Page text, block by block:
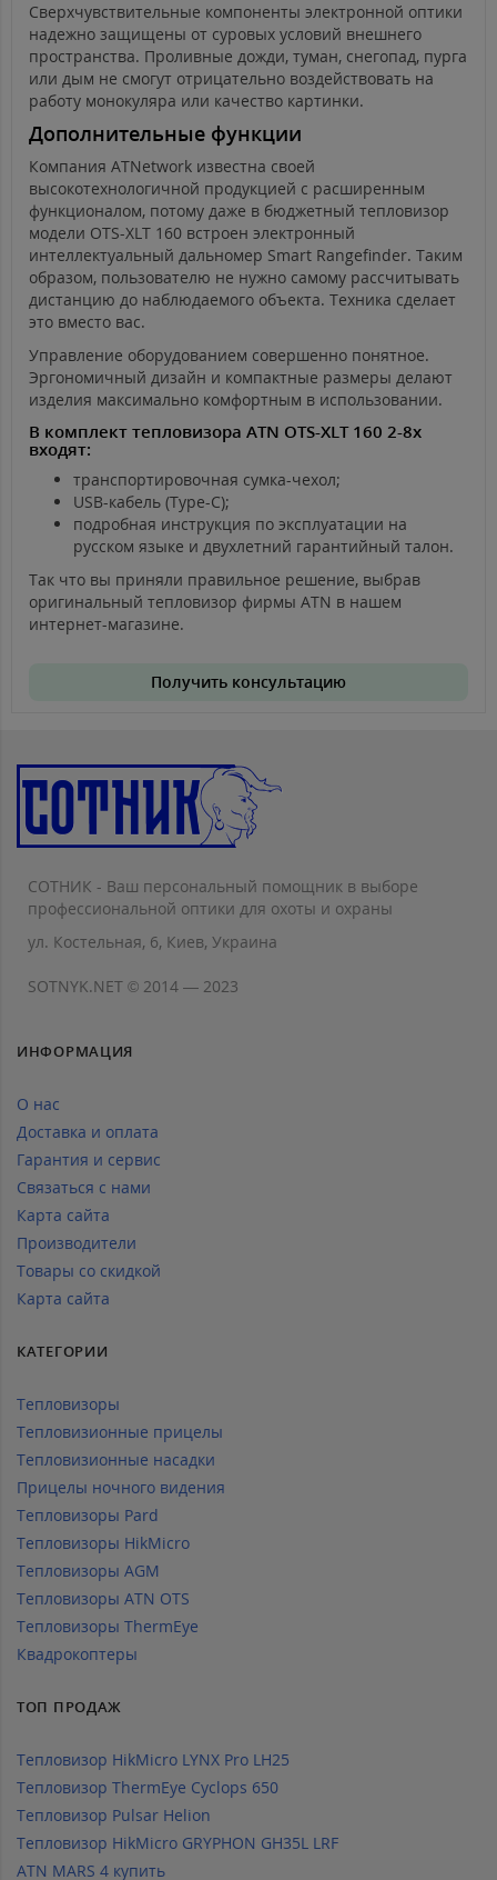
Сверхчувствительные компоненты электронной оптики
надежно защищены от суровых условий внешнего
пространства. Проливные дожди, туман, снегопад, пурга
или дым не смогут отрицательно воздействовать на
работу монокуляра или качество картинки.
Дополнительные функции
Компания ATNetwork известна своей
высокотехнологичной продукцией с расширенным
функционалом, потому даже в бюджетный тепловизор
модели OTS-XLT 160 встроен электронный
интеллектуальный дальномер Smart Rangefinder. Таким
образом, пользователю не нужно самому рассчитывать
дистанцию до наблюдаемого объекта. Техника сделает
это вместо вас.
Управление оборудованием совершенно понятное.
Эргономичный дизайн и компактные размеры делают
изделия максимально комфортным в использовании.
В комплект тепловизора ATN OTS-XLT 160 2-8x
входят:
транспортировочная сумка-чехол;
USB-кабель (Type-C);
подробная инструкция по эксплуатации на
русском языке и двухлетний гарантийный талон.
Так что вы приняли правильное решение, выбрав
оригинальный тепловизор фирмы ATN в нашем
интернет-магазине.
Получить консультацию
СОТНИК - Ваш персональный помощник в выборе
профессиональной оптики для охоты и охраны
ул. Костельная, 6, Киев, Украина
SOTNYK.NET © 2014 — 2023
ИНФОРМАЦИЯ
О нас
Доставка и оплата
Гарантия и сервис
Связаться с нами
Карта сайта
Производители
Товары со скидкой
Карта сайта
КАТЕГОРИИ
Тепловизоры
Тепловизионные прицелы
Тепловизионные насадки
Прицелы ночного видения
Тепловизоры Pard
Тепловизоры HikMicro
Тепловизоры AGM
Тепловизоры ATN OTS
Тепловизоры ThermEye
Квадрокоптеры
ТОП ПРОДАЖ
Тепловизор HikMicro LYNX Pro LH25
Тепловизор ThermEye Cyclops 650
Тепловизор Pulsar Helion
Тепловизор HikMicro GRYPHON GH35L LRF
ATN MARS 4 купить